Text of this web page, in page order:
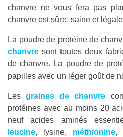
chanvre ne vous fera pas
chanvre est sûre, saine et
La poudre de protéine de
chanvre sont toutes deux
de chanvre. La poudre de
papilles avec un léger goût de
Lesgraines de chanvre
protéines avec au moins 20
neuf acides aminés
leucine, lysine, méthionine,